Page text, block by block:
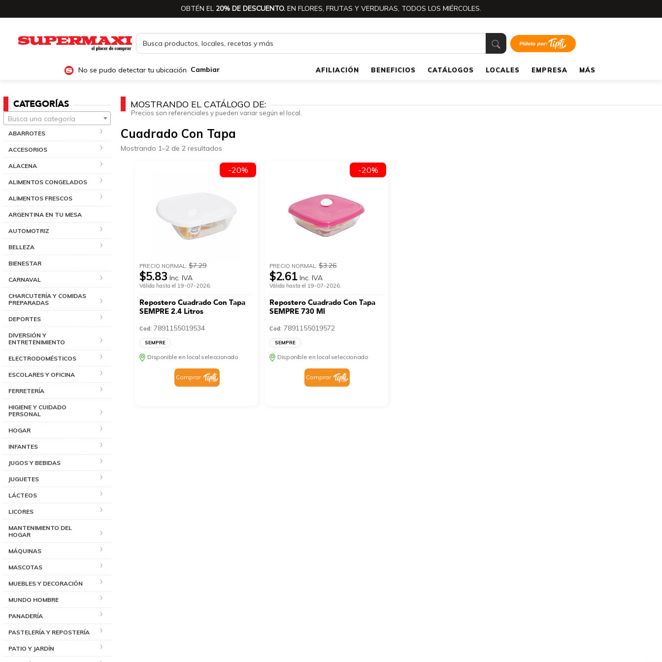
OBTÉN EL 20% DE DESCUENTO. EN FLORES, FRUTAS Y VERDURAS, TODOS LOS MIÉRCOLES.
No se pudo detectar tu ubicación Cambiar AFILIACIÓN BENEFICIOS CATÁLOGOS LOCALES EMPRESA MÁS
CATEGORÍAS
Busca una categoría
ABARROTES
ACCESORIOS
ALACENA
ALIMENTOS CONGELADOS
ALIMENTOS FRESCOS
ARGENTINA EN TU MESA
AUTOMOTRIZ
BELLEZA
BIENESTAR
CARNAVAL
CHARCUTERÍA Y COMIDAS
PREPARADAS
DEPORTES
DIVERSIÓN Y
ENTRETENIMIENTO
ELECTRODOMÉSTICOS
ESCOLARES Y OFICINA
FERRETERÍA
HIGIENE Y CUIDADO
PERSONAL
HOGAR
INFANTES
JUGOS Y BEBIDAS
JUGUETES
LÁCTEOS
LICORES
MANTENIMIENTO DEL
HOGAR
MÁQUINAS
MASCOTAS
MUEBLES Y DECORACIÓN
MUNDO HOMBRE
PANADERÍA
PASTELERÍA Y REPOSTERÍA
PATIO Y JARDÍN
MOSTRANDO EL CATÁLOGO DE:
Precios son referenciales y pueden variar según el local.
Cuadrado Con Tapa
Mostrando 1–2 de 2 resultados
PRECIO NORMAL:$7.29
$5.83 Inc. IVA
Válida hasta el 19-07-2026.
Repostero Cuadrado Con Tapa
SEMPRE 2.4 Litros
Cod: 7891155019534
SEMPRE
Disponible en local seleccionado
Comprar
-20%
PRECIO NORMAL: $3.26
$2.61 Inc. IVA
Válida hasta el 19-07-2026.
Repostero Cuadrado Con Tapa
SEMPRE 730 Ml
Cod: 7891155019572
SEMPRE
Disponible en local seleccionado
Comprar
-20%